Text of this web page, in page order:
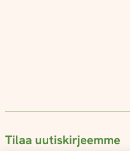
Tilaa uutiskirjeemme